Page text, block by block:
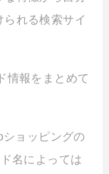
れる検索サイ
情報をまとめて
ョッピングの
名によっては